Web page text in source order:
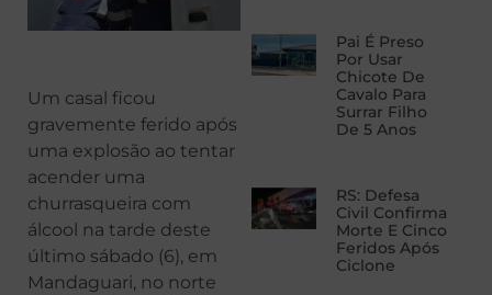
Um casal ficou
gravemente ferido após
uma explosão ao tentar
acender uma
churrasqueira com
álcool na tarde deste
último sábado (6), em
Mandaguari, no norte
Pai É Preso
Por Usar
Chicote De
Cavalo Para
Surrar Filho
De 5 Anos
RS: Defesa
Civil Confirma
Morte E Cinco
Feridos Após
Ciclone